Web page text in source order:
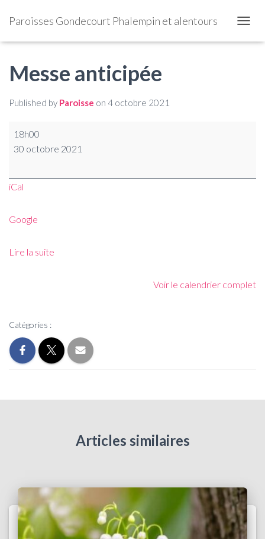
Paroisses Gondecourt Phalempin et alentours
Messe anticipée
Published by Paroisse on 4 octobre 2021
18h00
30 octobre 2021
iCal
Google
Lire la suite
Voir le calendrier complet
Catégories :
Articles similaires